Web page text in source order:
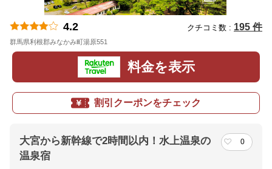
4.2 クチコミ数 : 195 件
群馬県利根郡みなかみ町湯原551
料金を表示
割引クーポンをチェック
大宮から新幹線で2時間以内！水上温泉の
温泉宿
0